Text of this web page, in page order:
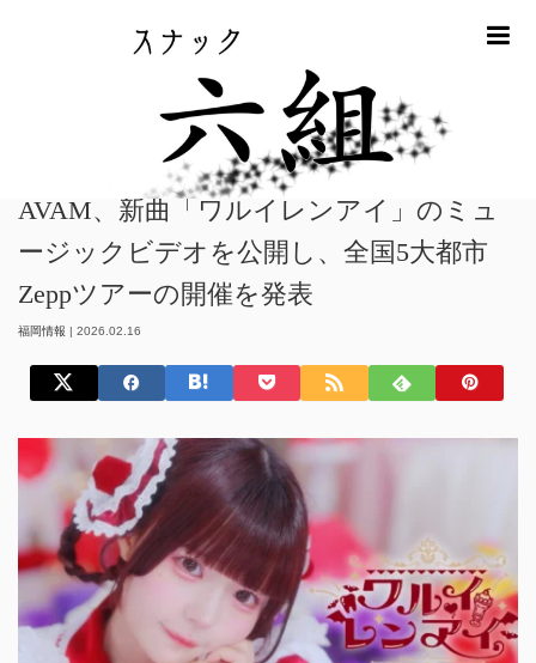
AVAM、新曲「ワルイレンアイ」のミュージックビデ
オを公開し、全国5大都市Zeppツアーの開催を発表
AVAM、新曲「ワルイレンアイ」のミュ
ージックビデオを公開し、全国5大都市
Zeppツアーの開催を発表
福岡情報 | 2026.02.16